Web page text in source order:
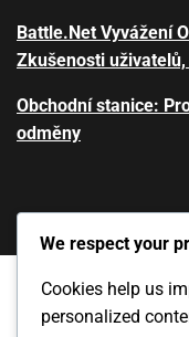
Battle.Net Vyvážení
Zkušenosti uživatelů,
Obchodní stanice:
odměny
We respect your
Cookies help us
personalized